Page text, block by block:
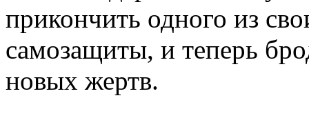
прикончить одного из
самозащиты, и теперь
новых жертв.